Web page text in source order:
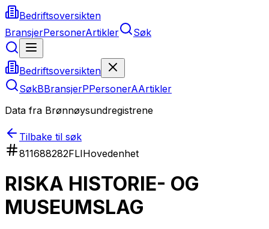
Bedriftsoversikten
BransjerPersonerArtikler Søk
Bedriftsoversikten
SøkBBransjerPPersonerAArtikler
Data fra Brønnøysundregistrene
Tilbake til søk
811688282FLIHovedenhet
RISKA HISTORIE- OG
MUSEUMSLAG